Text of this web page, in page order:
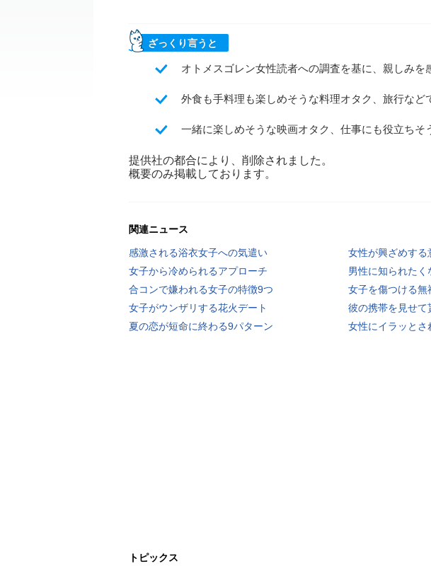
ざっくり言うと
オトメスゴレン女性読者への調査を基に、親しみを
外食も手料理も楽しめそうな料理オタク、旅行など
一緒に楽しめそうな映画オタク、仕事にも役立ちそ
提供社の都合により、削除されました。
概要のみ掲載しております。
関連ニュース
感激される浴衣女子への気遣い
女性が興ざめする
女子から冷められるアプローチ
男性に知られたく
合コンで嫌われる女子の特徴9つ
女子を傷つける無
女子がウンザリする花火デート
彼の携帯を見せて
夏の恋が短命に終わる9パターン
女性にイラッとさ
トピックス